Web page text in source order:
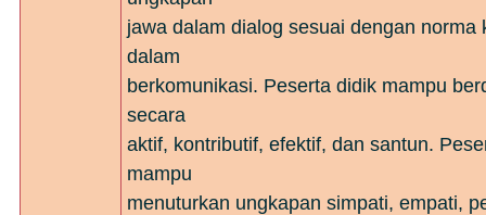
jawa dalam dialog sesuai dengan norma
dalam
berkomunikasi. Peserta didik mampu
secara
aktif, kontributif, efektif, dan santun.
mampu
menuturkan ungkapan simpati, empati,